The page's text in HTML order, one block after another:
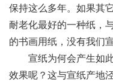
保持这么多年。如果其
耐老化最好的一种纸，
的书画用纸，没有我们
宣纸为何会产生如此
效果呢？这与宣纸产地